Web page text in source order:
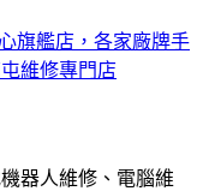
旗艦店，各家廠牌手
維修專門店
器人維修、電腦維